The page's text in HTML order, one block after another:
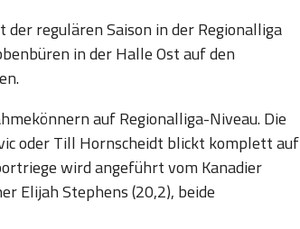
regulären Saison in der Regionalliga
in der Halle Ost auf den
auf Regionalliga-Niveau. Die
oder Till Hornscheidt blickt komplett auf
wird angeführt vom Kanadier
Elijah Stephens (20,2), beide